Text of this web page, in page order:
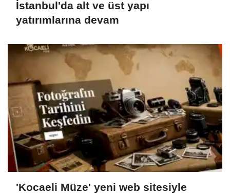
İstanbul'da alt ve üst yapı
yatırımlarına devam
'Kocaeli Müze' yeni web sitesiyle